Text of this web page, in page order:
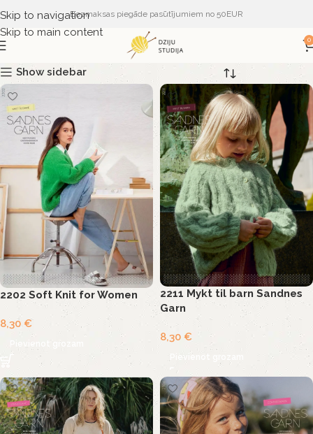
Skip to navigation
Skip to main content
Bezmaksas piegāde pasūtījumiem no 50EUR
0
Show sidebar
2202 Soft Knit for Women
8,30€
Pievienot grozam
2211 Mykt til barn Sandnes
Garn
8,30 €
Pievienot grozam